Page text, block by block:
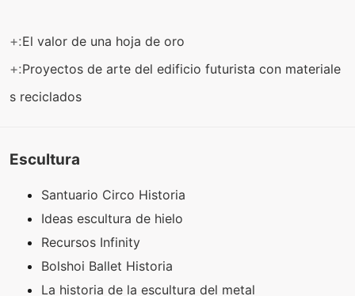
+:El valor de una hoja de oro
+:Proyectos de arte del edificio futurista con materiale
s reciclados
Escultura
Santuario Circo Historia
Ideas escultura de hielo
Recursos Infinity
Bolshoi Ballet Historia
La historia de la escultura del metal